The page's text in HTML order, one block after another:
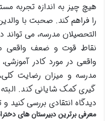
هیچ چیز به اندازه تجربه
را فراهم کند. صحبت با
التحصیلان مدرسه، می تواند
نقاط قوت و ضعف واقعی
واقعی در مورد کادر
مدرسه و میزان رضایت
گیری کمک شایانی کند.
دیدگاه انتقادی بررسی کنید
معرفی برترین دبیرستان های